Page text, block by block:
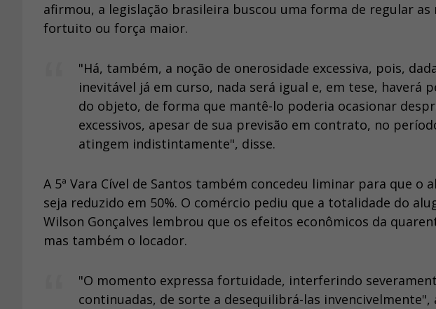
afirmou, a legislação brasileira buscou uma forma de regular
fortuito ou força maior.
"Há, também, a noção de onerosidade excessiva, pois,
inevitável já em curso, nada será igual e, em tese, haverá
do objeto, de forma que mantê-lo poderia ocasionar
excessivos, apesar de sua previsão em contrato, no
atingem indistintamente", disse.
A 5ª Vara Cível de Santos também concedeu liminar para que o
seja reduzido em 50%. O comércio pediu que a totalidade do
Wilson Gonçalves lembrou que os efeitos econômicos da
mas também o locador.
"O momento expressa fortuidade, interferindo
continuadas, de sorte a desequilibrá-las invencivelmente",